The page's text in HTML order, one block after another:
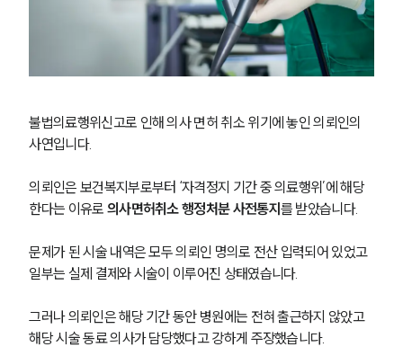
불법의료행위신고로 인해 의사 면허 취소 위기에 놓인 의뢰인의
사연입니다.
의뢰인은 보건복지부로부터 ‘자격정지 기간 중 의료행위’에 해당
한다는 이유로 의사면허취소 행정처분 사전통지 를 받았습니다.
문제가 된 시술 내역은 모두 의뢰인 명의로 전산 입력되어 있었고
일부는 실제 결제와 시술이 이루어진 상태였습니다.
그러나 의뢰인은 해당 기간 동안 병원에는 전혀 출근하지 않았고
해당 시술 동료 의사가 담당했다고 강하게 주장했습니다.